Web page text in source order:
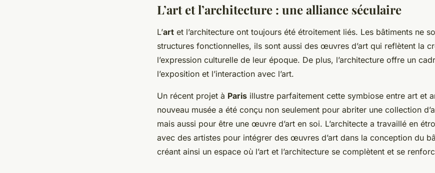
L’art et l’architecture : une alliance séculaire
L’art et l’architecture ont toujours été étroitement liés. Les bâtiments ne
structures fonctionnelles, ils sont aussi des œuvres d’art qui reflètent la
l’expression culturelle de leur époque. De plus, l’architecture offre un
l’exposition et l’interaction avec l’art.
Un récent projet à Paris illustre parfaitement cette symbiose entre art et
nouveau musée a été conçu non seulement pour abriter une collection
mais aussi pour être une œuvre d’art en soi. L’architecte a travaillé en
avec des artistes pour intégrer des œuvres d’art dans la conception du
créant ainsi un espace où l’art et l’architecture se complètent et se